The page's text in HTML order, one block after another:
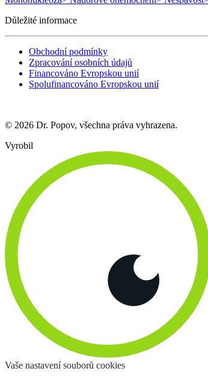
Důležité informace
Obchodní podmínky
Zpracování osobních údajů
Financováno Evropskou unií
Spolufinancováno Evropskou unií
© 2026 Dr. Popov, všechna práva vyhrazena.
Vyrobil
Vaše nastavení souborů cookies